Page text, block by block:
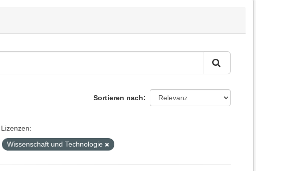
Sortieren nach
Lizenzen:
Wissenschaft und Technologie